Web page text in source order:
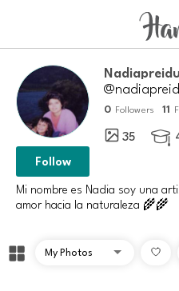
0 Followers 11
35 
Follow
Mi nombre es Nadia soy una
amor hacia la naturaleza 🌾🌾